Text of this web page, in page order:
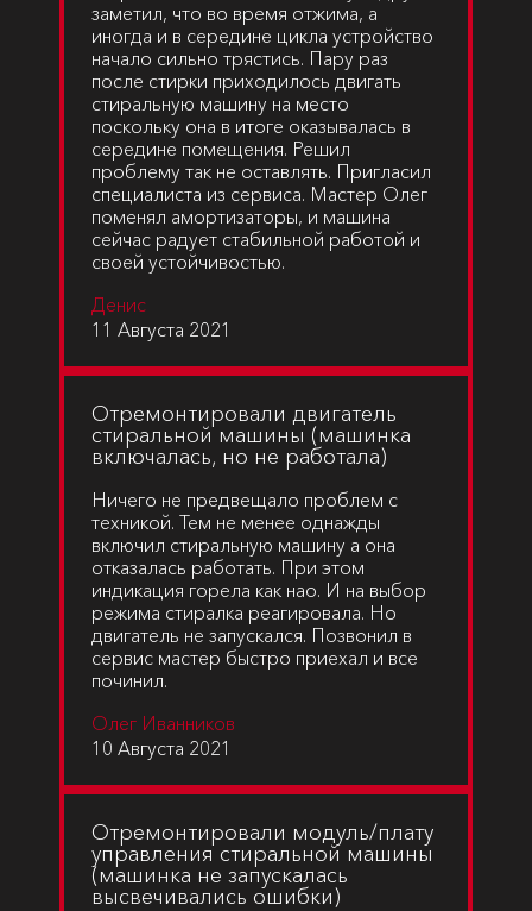
заметил, что во время отжима, а
иногда и в середине цикла устройство
начало сильно трястись. Пару раз
после стирки приходилось двигать
стиральную машину на место
поскольку она в итоге оказывалась в
середине помещения. Решил
проблему так не оставлять. Пригласил
специалиста из сервиса. Мастер Олег
поменял амортизаторы, и машина
сейчас радует стабильной работой и
своей устойчивостью.
Денис
11 Августа 2021
Отремонтировали двигатель
стиральной машины (машинка
включалась, но не работала)
Ничего не предвещало проблем с
техникой. Тем не менее однажды
включил стиральную машину а она
отказалась работать. При этом
индикация горела как нао. И на выбор
режима стиралка реагировала. Но
двигатель не запускался. Позвонил в
сервис мастер быстро приехал и все
починил.
Олег Иванников
10 Августа 2021
Отремонтировали модуль/плату
управления стиральной машины
(машинка не запускалась
высвечивались ошибки)